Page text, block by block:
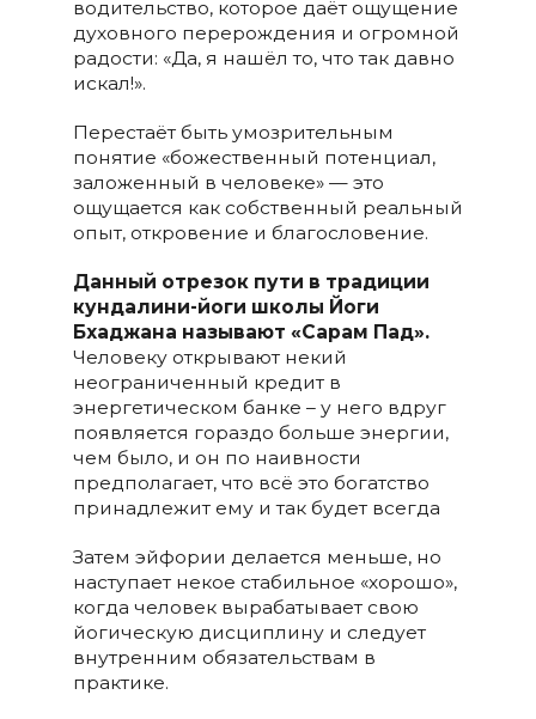
водительство, которое даёт ощущение
духовного перерождения и огромной
радости: «Да, я нашёл то, что так давно
искал!».
Перестаёт быть умозрительным
понятие «божественный потенциал,
заложенный в человеке» — это
ощущается как собственный реальный
опыт, откровение и благословение.
Данный отрезок пути в традиции
кундалини-йоги школы Йоги
Бхаджана называют «Сарам Пад».
Человеку открывают некий
неограниченный кредит в
энергетическом банке – у него вдруг
появляется гораздо больше энергии,
чем было, и он по наивности
предполагает, что всё это богатство
принадлежит ему и так будет всегда
Затем эйфории делается меньше, но
наступает некое стабильное «хорошо»,
когда человек вырабатывает свою
йогическую дисциплину и следует
внутренним обязательствам в
практике.